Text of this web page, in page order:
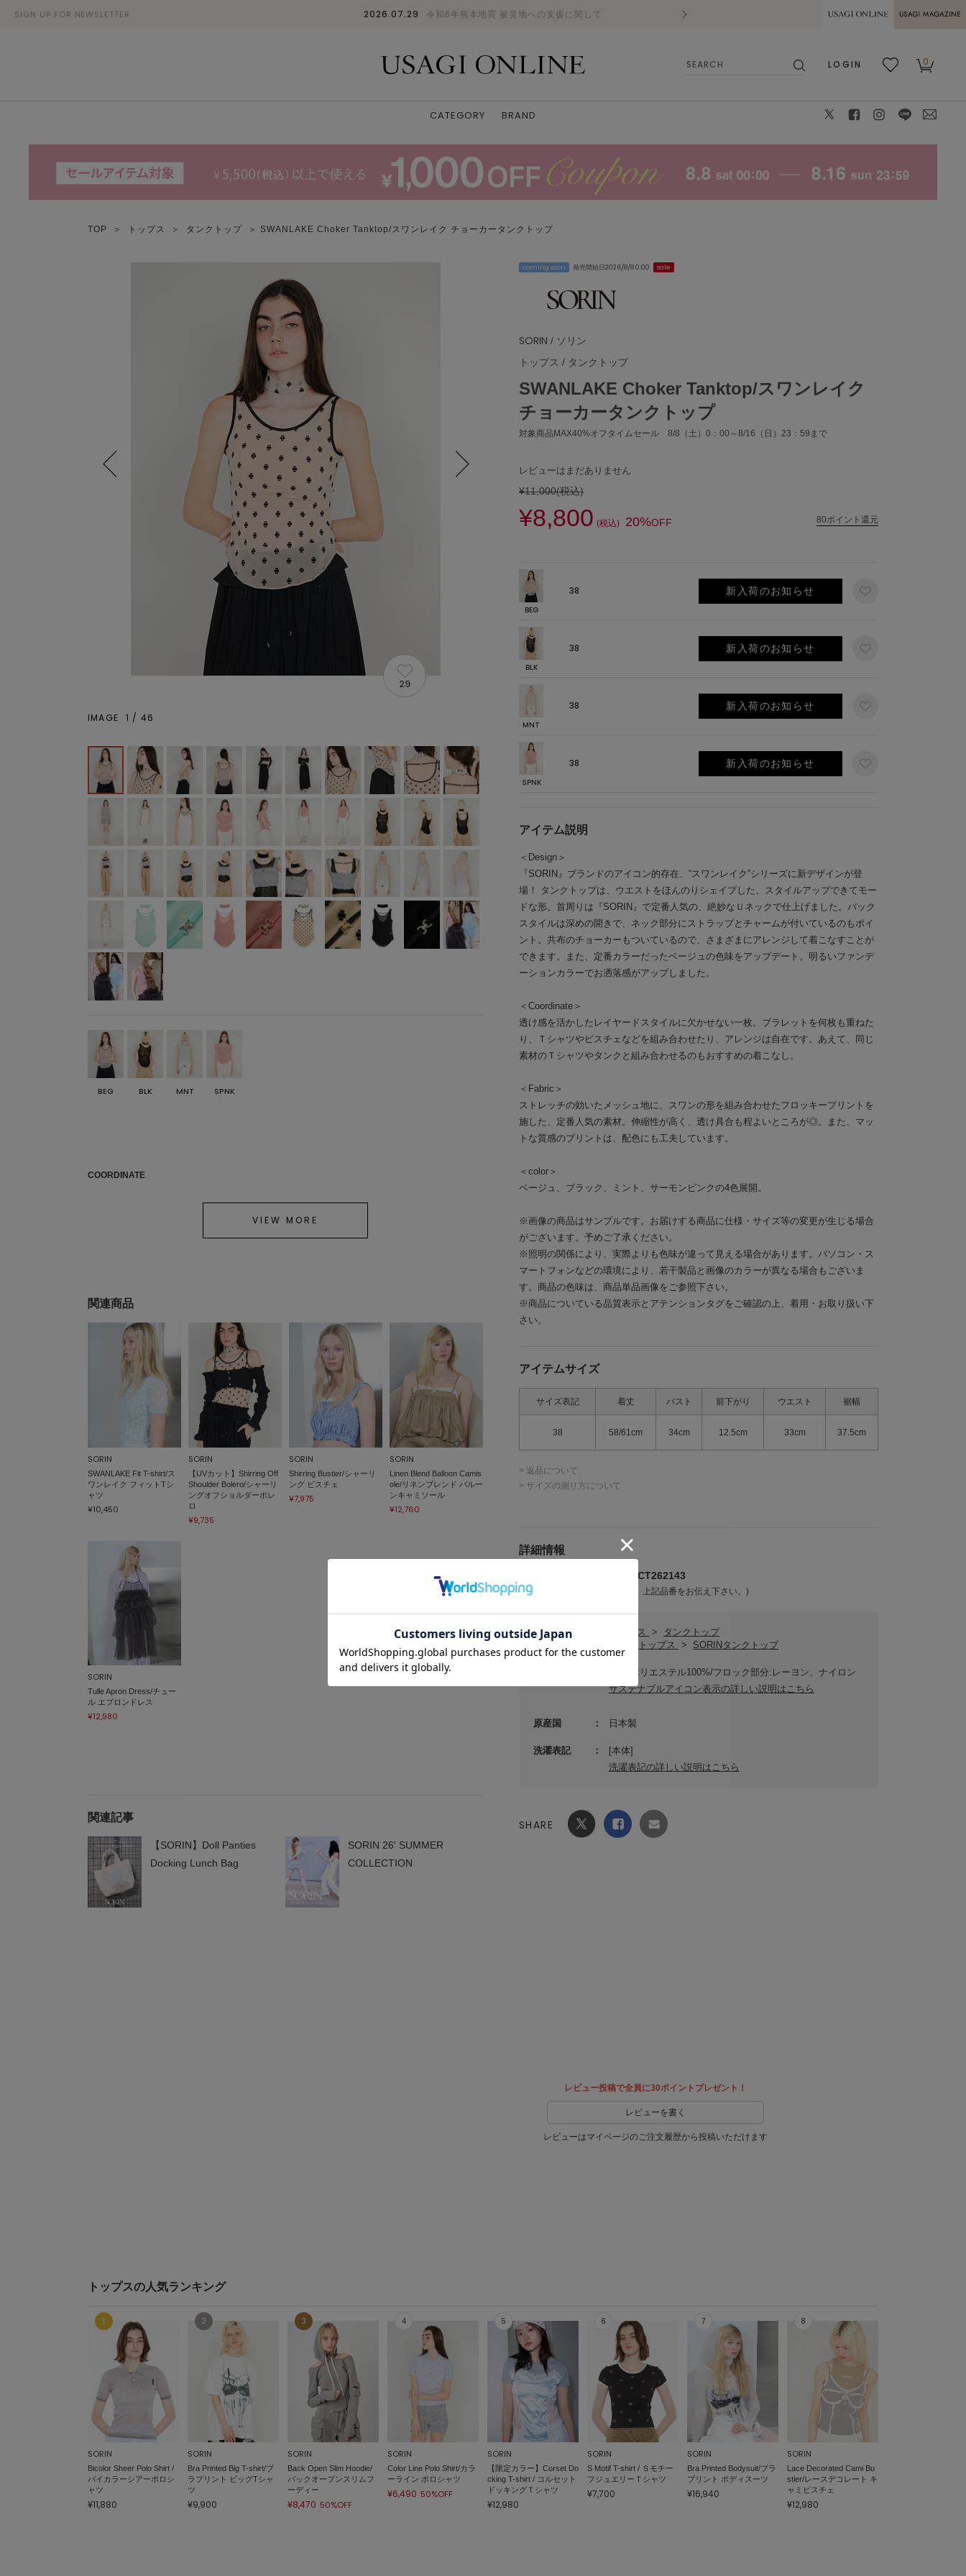
SIGN UP FOR NEWSLETTER 2026.07.29 令和8年熊本地震 被災地への支援に関して 熊本県熊本地方を震源とする地震の影響に
MAGAZINE
LOGIN
0
CATEGORY BRAND
TOP ＞ トップス ＞ タンクトップ ＞ SWANLAKE Choker Tanktop/スワンレイク チョーカータンクトップ
coming soon 発売開始日2026/8/8 0:00 sale
SORIN / ソリン
トップス / タンクトップ
SWANLAKE Choker Tanktop/スワンレイク
チョーカータンクトップ
対象商品MAX40%オフタイムセール 8/8（土）0：00～8/16（日）23：59まで
レビューはまだありません
¥11,000(税込)
¥8,800 (税込) 20%OFF 80ポイント還元
BEG
38 新入荷のお知らせ
BLK
38 新入荷のお知らせ
MNT
38 新入荷のお知らせ
SPNK
38 新入荷のお知らせ
アイテム説明
＜Design＞
『SORIN』ブランドのアイコン的存在、“スワンレイク”シリーズに新デザインが登
場！ タンクトップは、ウエストをほんのりシェイプした、スタイルアップできてモー
ドな形。首周りは『SORIN』で定番人気の、絶妙なＵネックで仕上げました。バック
スタイルは深めの開きで、ネック部分にストラップとチャームが付いているのもポイ
ント。共布のチョーカーもついているので、さまざまにアレンジして着こなすことが
できます。また、定番カラーだったベージュの色味をアップデート。明るいファンデ
ーションカラーでお洒落感がアップしました。
＜Coordinate＞
透け感を活かしたレイヤードスタイルに欠かせない一枚。ブラレットを何枚も重ねた
り、Ｔシャツやビスチェなどを組み合わせたり、アレンジは自在です。あえて、同じ
素材のＴシャツやタンクと組み合わせるのもおすすめの着こなし。
＜Fabric＞
ストレッチの効いたメッシュ地に、スワンの形を組み合わせたフロッキープリントを
施した、定番人気の素材。伸縮性が高く、透け具合も程よいところが◎。また、マッ
トな質感のプリントは、配色にも工夫しています。
＜color＞
ベージュ、ブラック、ミント、サーモンピンクの4色展開。
※画像の商品はサンプルです。お届けする商品に仕様・サイズ等の変更が生じる場合
がございます。予めご了承ください。
※照明の関係により、実際よりも色味が違って見える場合があります。パソコン・ス
マートフォンなどの環境により、若干製品と画像のカラーが異なる場合もございま
す。商品の色味は、商品単品画像をご参照下さい。
※商品についている品質表示とアテンションタグをご確認の上、着用・お取り扱い下
さい。
アイテムサイズ
サイズ表記 着丈 バスト 前下がり ウエスト 裾幅
38 58/61cm 34cm 12.5cm 33cm 37.5cm
> 返品について
> サイズの測り方について
詳細情報
メーカー品番 ： 27WCT262143
(店舗でお問い合わせの際には、上記品番をお伝え下さい。)
カテゴリ トップス >
タンクトップ
SORINトップス
> SORINタンクトップ
基布:ポリエステル100%/フロック部分:レーヨン、ナイロン
サステナブルアイコン表示の詳しい説明はこちら
原産国 日本製
洗濯表記
[本体]
洗濯表記の詳しい説明はこちら
SHARE
29
IMAGE 1 / 46
BEG BLK MNT SPNK
COORDINATE
VIEW MORE
関連商品
SORIN
SWANLAKE Fit T-shirt/ス
ワンレイク フィットTシ
ャツ
¥10,450
SORIN
【UVカット】Shirring Off
Shoulder Bolero/シャーリ
ングオフショルダーボレ
ロ
¥9,735
SORIN
Shirring Bustier/シャーリ
ング ビスチェ
¥7,975
SORIN
Linen Blend Balloon Camis
ole/リネンブレンド バルー
ンキャミソール
¥12,760
SORIN
Tulle Apron Dress/チュー
ル エプロンドレス
¥12,980
関連記事
【SORIN】Doll Panties
Docking Lunch Bag
SORIN 26′ SUMMER
COLLECTION
レビュー投稿で全員に30ポイントプレゼント！
レビューを書く
レビューはマイページのご注文履歴から投稿いただけます
トップスの人気ランキング
SORIN
Bicolor Sheer Polo Shirt /
バイカラーシアーポロシ
ャツ
¥11,880
SORIN
Bra Printed Big T-shirt/ブ
ラプリント ビッグTシャ
ツ
¥9,900
SORIN
Back Open Slim Hoodie/
バックオープンスリムフ
ーディー
¥8,470 50%OFF
SORIN
Color Line Polo Shirt/カラ
ーライン ポロシャツ
¥6,490 50%OFF
SORIN
【限定カラー】Corset Do
cking T-shirt / コルセット
ドッキングＴシャツ
¥12,980
SORIN
S Motif T-shirt / Ｓモチー
フジュエリーＴシャツ
¥7,700
SORIN
Bra Printed Bodysuit/ブラ
プリント ボディスーツ
¥16,940
SORIN
Lace Decorated Cami Bu
stier/レースデコレート キ
ャミビスチェ
¥12,980